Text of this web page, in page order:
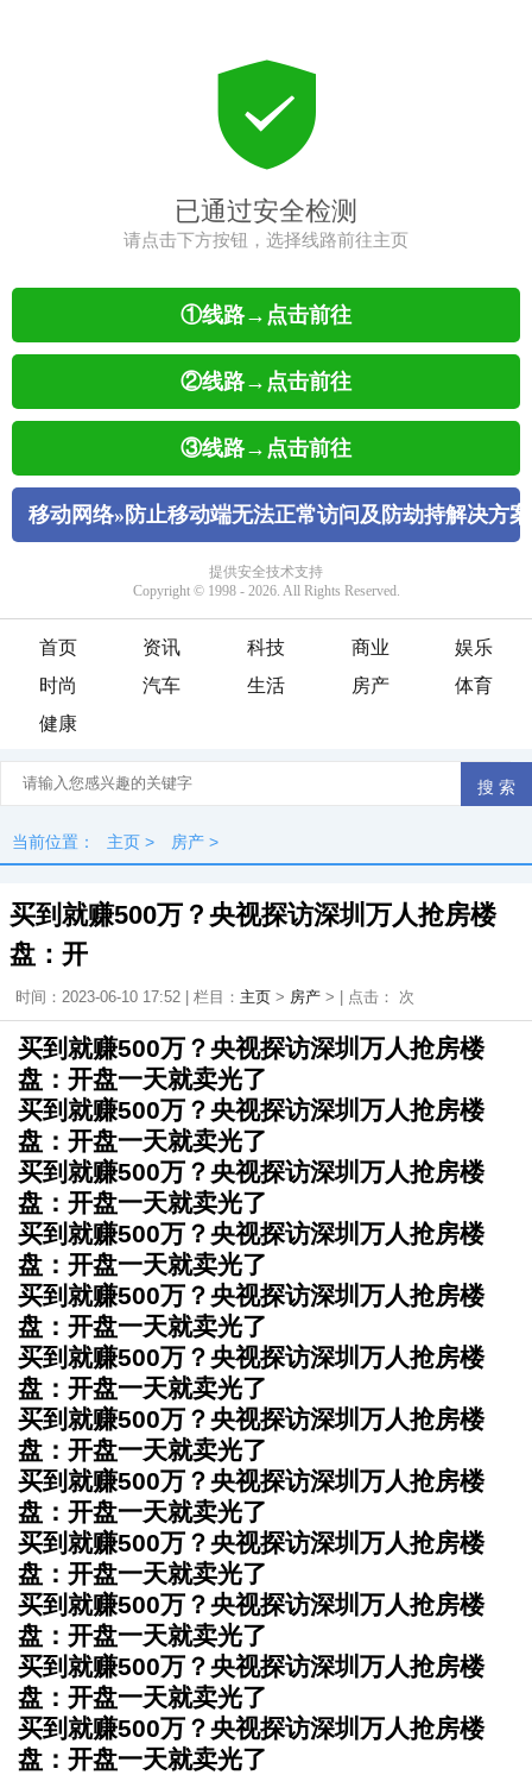
首页 资讯 科技 商业
娱乐
时尚
汽车 生活 房产
体育
健康
当前位置： 主页 > 房产 >
买到就赚500万？央视探访深圳万人抢房楼
盘：开
时间：2023-06-10 17:52 | 栏目： 主页 > 房产 > | 点击： 次
买到就赚500万？央视探访深圳万人抢房楼
盘：开盘一天就卖光了
买到就赚500万？央视探访深圳万人抢房楼
盘：开盘一天就卖光了
买到就赚500万？央视探访深圳万人抢房楼
盘：开盘一天就卖光了
买到就赚500万？央视探访深圳万人抢房楼
盘：开盘一天就卖光了
买到就赚500万？央视探访深圳万人抢房楼
盘：开盘一天就卖光了
买到就赚500万？央视探访深圳万人抢房楼
盘：开盘一天就卖光了
买到就赚500万？央视探访深圳万人抢房楼
盘：开盘一天就卖光了
买到就赚500万？央视探访深圳万人抢房楼
盘：开盘一天就卖光了
买到就赚500万？央视探访深圳万人抢房楼
盘：开盘一天就卖光了
买到就赚500万？央视探访深圳万人抢房楼
盘：开盘一天就卖光了
买到就赚500万？央视探访深圳万人抢房楼
盘：开盘一天就卖光了
买到就赚500万？央视探访深圳万人抢房楼
盘：开盘一天就卖光了